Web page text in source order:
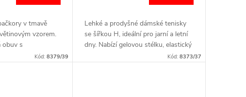
v tmavě
vzorem.
obuv s
na suchý zip
Kód: 8379/39
Lehké a prodyšné dámské tenisky
se šířkou H, ideální pro jarní a letní
dny. Nabízí gelovou stélku, elastický
nárt a širší špičku vhodnou pro
Kód: 8373/37